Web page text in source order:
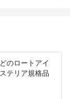
のロートアイ
テリア規格品